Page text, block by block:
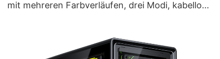
mit mehreren Farbverläufen, drei Modi, kabellose